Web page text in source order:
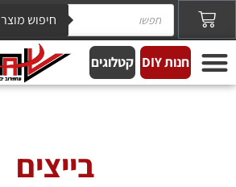
חיפוש מוצר
חנות DIY קטלוגים
בייצים